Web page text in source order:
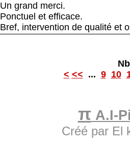
Un grand merci.
Ponctuel et efficace.
Bref, intervention de qualité et
< << ... 9 10
π A.I-
Créé par El